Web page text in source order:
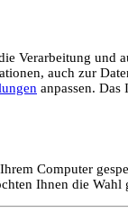
Verarbeitung und
auch zur
anpassen. Das
Computer
Ihnen die Wahl